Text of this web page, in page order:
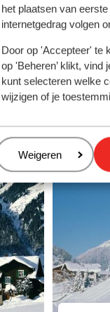
het plaatsen van
internetgedrag volgen
Door op 'Accepteer' te
op 'Beheren’ klikt,
kunt selecteren welke
wijzigen of je
Beheren
Weigeren